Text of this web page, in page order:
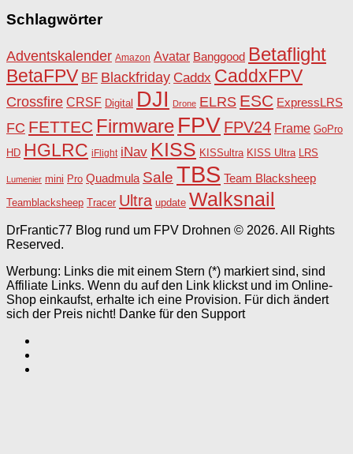
Schlagwörter
Adventskalender Amazon Avatar Banggood Betaflight
BetaFPV BF Blackfriday Caddx CaddxFPV
Crossfire CRSF Digital DJI Drone ELRS ESC ExpressLRS
FC FETTEC Firmware FPV FPV24 Frame GoPro
HD HGLRC iFlight iNav KISS KISSultra KISS Ultra LRS
Lumenier mini Pro Quadmula Sale TBS Team Blacksheep
Teamblacksheep Tracer Ultra update Walksnail
DrFrantic77 Blog rund um FPV Drohnen © 2026. All Rights
Reserved.
Werbung: Links die mit einem Stern (*) markiert sind, sind
Affiliate Links. Wenn du auf den Link klickst und im Online-
Shop einkaufst, erhalte ich eine Provision. Für dich ändert
sich der Preis nicht! Danke für den Support